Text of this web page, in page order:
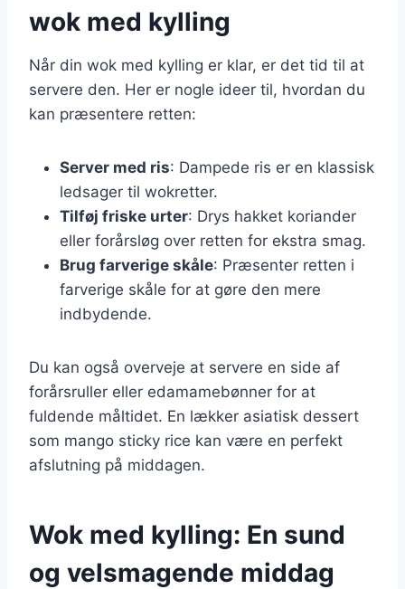
wok med kylling
Når din wok med kylling er klar, er det tid til at
servere den. Her er nogle ideer til, hvordan du
kan præsentere retten:
Server med ris: Dampede ris er en klassisk
ledsager til wokretter.
Tilføj friske urter: Drys hakket koriander
eller forårsløg over retten for ekstra smag.
Brug farverige skåle: Præsenter retten i
farverige skåle for at gøre den mere
indbydende.
Du kan også overveje at servere en side af
forårsruller eller edamamebønner for at
fuldende måltidet. En lækker asiatisk dessert
som mango sticky rice kan være en perfekt
afslutning på middagen.
Wok med kylling: En sund
og velsmagende middag